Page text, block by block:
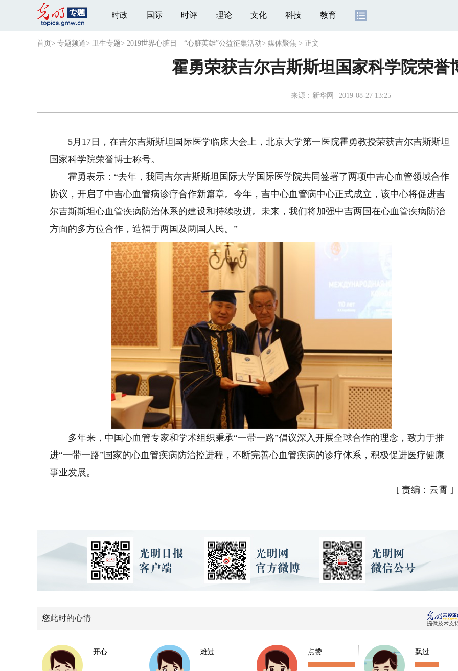
时政 国际 时评 理论 文化 科技 教育
首页 > 专题频道> 卫生专题> 2019世界心脏日—“心脏英雄”公益征集活动> 媒体聚焦 > 正文
霍勇荣获吉尔吉斯斯坦国家科学院荣誉
来源： 新华网 2019-08-27 13:25
5月17日，在吉尔吉斯斯坦国际医学临床大会上，北京大学第一医院霍勇教授荣获吉尔吉斯斯坦
国家科学院荣誉博士称号。
霍勇表示：“去年，我同吉尔吉斯斯坦国际大学国际医学院共同签署了两项中吉心血管领域合作
协议，开启了中吉心血管病诊疗合作新篇章。今年，吉中心血管病中心正式成立，该中心将促进吉
尔吉斯斯坦心血管疾病防治体系的建设和持续改进。未来，我们将加强中吉两国在心血管疾病防治
方面的多方位合作，造福于两国及两国人民。”
多年来，中国心血管专家和学术组织秉承“一带一路”倡议深入开展全球合作的理念，致力于推
进“一带一路”国家的心血管疾病防治控进程，不断完善心血管疾病的诊疗体系，积极促进医疗健康
事业发展。
[ 责编：云霄 ]
您此时的心情
开心 难过 点赞 飘过